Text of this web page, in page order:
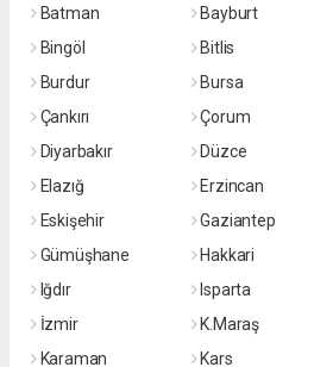
Batman
Bayburt
Bingöl
Bitlis
Burdur
Bursa
Çankırı
Çorum
Diyarbakır
Düzce
Elazığ
Erzincan
Eskişehir
Gaziantep
Gümüşhane
Hakkari
Iğdır
Isparta
İzmir
K.Maraş
Karaman
Kars